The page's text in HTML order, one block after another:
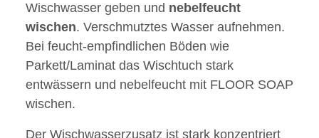
Wischwasser geben und nebelfeucht
wischen. Verschmutztes Wasser aufnehmen.
Bei feucht-empfindlichen Böden wie
Parkett/Laminat das Wischtuch stark
entwässern und nebelfeucht mit FLOOR SOAP
wischen.
Der Wischwasserzusatz ist stark konzentriert